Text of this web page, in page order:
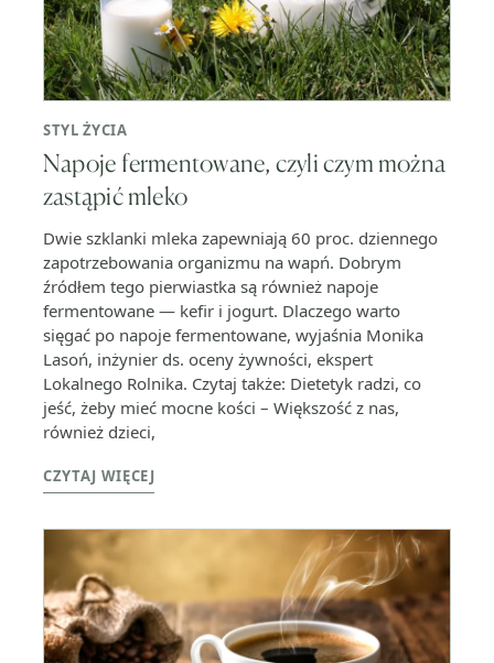
STYL ŻYCIA
Napoje fermentowane, czyli czym można
zastąpić mleko
Dwie szklanki mleka zapewniają 60 proc. dziennego
zapotrzebowania organizmu na wapń. Dobrym
źródłem tego pierwiastka są również napoje
fermentowane — kefir i jogurt. Dlaczego warto
sięgać po napoje fermentowane, wyjaśnia Monika
Lasoń, inżynier ds. oceny żywności, ekspert
Lokalnego Rolnika. Czytaj także: Dietetyk radzi, co
jeść, żeby mieć mocne kości – Większość z nas,
również dzieci,
CZYTAJ WIĘCEJ